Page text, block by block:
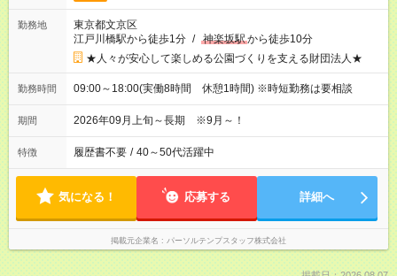
勤務地
東京都文京区
江戸川橋駅から徒歩1分 / 神楽坂駅から徒歩10分
★人々が安心して楽しめる公園づくりを支える財団法人★
勤務時間 09:00～18:00(実働8時間 休憩1時間) ※時短勤務は要相談
期間 2026年09月上旬～長期 ※9月～！
特徴 履歴書不要 / 40～50代活躍中
気になる！ 応募する 詳細へ
掲載元企業名 パーソルテンプスタッフ株式会社